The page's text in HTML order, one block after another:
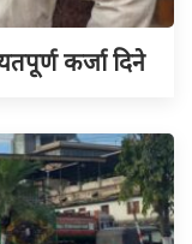
कर्जा दिने